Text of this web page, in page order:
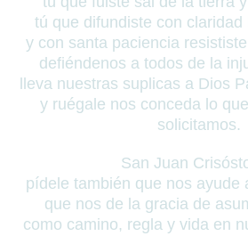
tú que difundiste con claridad
y con santa paciencia
defiéndenos a todos de la
lleva nuestras suplicas a Dios
y ruégale nos conceda lo
solicitamos.
San Juan
pídele también que nos ayude
que nos de la gracia de
como camino, regla y vida en